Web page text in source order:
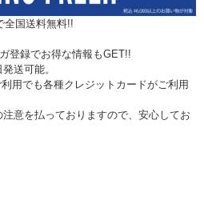
全国送料無料!!
登録でお得な情報もGET!!
送可能。
用でも各種クレジットカードがご利用
意を払っておりますので、安心してお